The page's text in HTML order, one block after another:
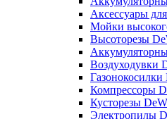
Аксессуары
Мойки
Высоторезы
Воздуходувки
Газонокосилки
Компрессоры
Кусторезы
Электропилы